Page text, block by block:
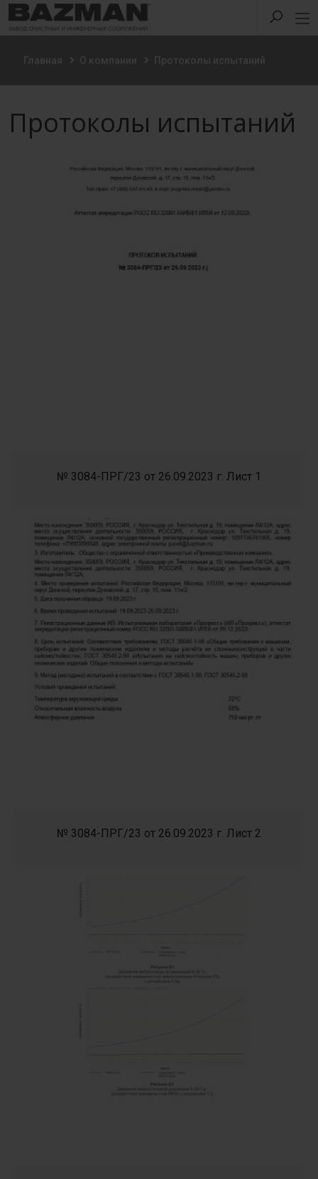
Главная О компании Протоколы испытаний
Протоколы испытаний
№ 3084-ПРГ/23 от 26.09.2023 г. Лист 1
№ 3084-ПРГ/23 от 26.09.2023 г. Лист 2